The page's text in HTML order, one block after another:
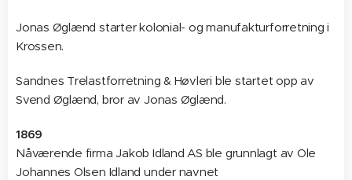
Jonas Øglænd starter kolonial- og manufakturforretning i
Krossen.
Sandnes Trelastforretning & Høvleri ble startet opp av
Svend Øglænd, bror av Jonas Øglænd.
1869
Nåværende firma Jakob Idland AS ble grunnlagt av Ole
Johannes Olsen Idland under navnet